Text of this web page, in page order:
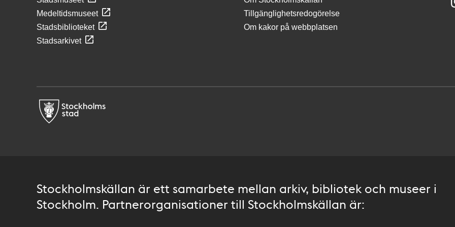
Medeltidsmuseet
Stadsbiblioteket
Stadsarkivet
Tillgänglighetsredogörelse
Om kakor på webbplatsen
Stockholmskällan är ett samarbete mellan arkiv, bibliotek och museer i
Stockholm. Partnerorganisationer till Stockholmskällan är: